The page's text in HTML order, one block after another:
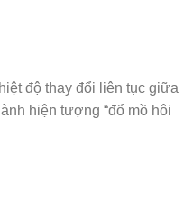
độ thay đổi liên tục giữa
hiện tượng “đổ mồ hôi